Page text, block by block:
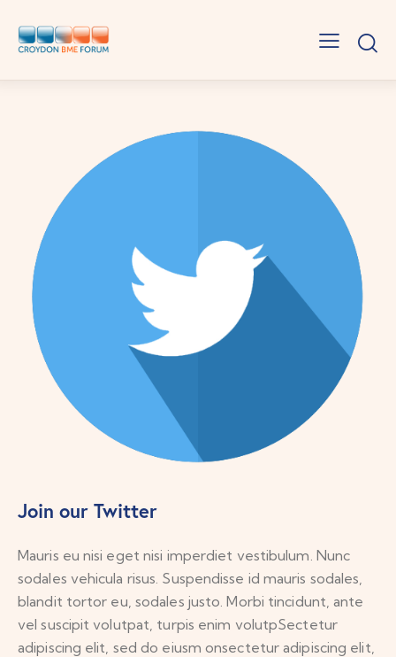
Join our Twitter
Mauris eu nisi eget nisi imperdiet vestibulum. Nunc
sodales vehicula risus. Suspendisse id mauris sodales,
blandit tortor eu, sodales justo. Morbi tincidunt, ante
vel suscipit volutpat, turpis enim volutpSectetur
adipiscing elit, sed do eiusm onsectetur adipiscing elit,